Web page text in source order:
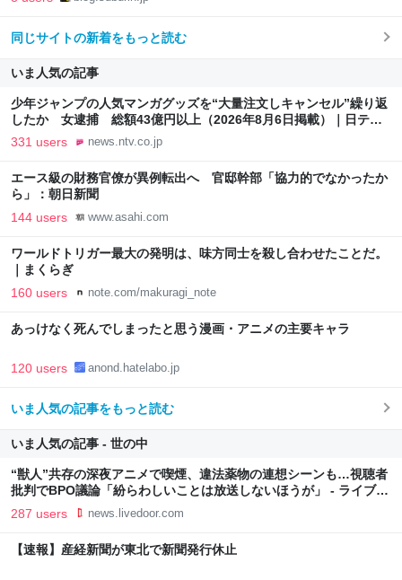
同じサイトの新着をもっと読む
いま人気の記事
少年ジャンプの人気マンガグッズを“大量注文しキャンセル”繰り返
したか 女逮捕 総額43億円以上（2026年8月6日掲載）｜日テレ
NEWS NNN
331 users news.ntv.co.jp
エース級の財務官僚が異例転出へ 官邸幹部「協力的でなかったか
ら」：朝日新聞
144 users www.asahi.com
ワールドトリガー最大の発明は、味方同士を殺し合わせたことだ。
｜まくらぎ
160 users note.com/makuragi_note
あっけなく死んでしまったと思う漫画・アニメの主要キャラ
120 users anond.hatelabo.jp
いま人気の記事をもっと読む
いま人気の記事 - 世の中
“獣人”共存の深夜アニメで喫煙、違法薬物の連想シーンも…視聴者
批判でBPO議論「紛らわしいことは放送しないほうが」 - ライブド
アニュース
287 users news.livedoor.com
【速報】産経新聞が東北で新聞発行休止